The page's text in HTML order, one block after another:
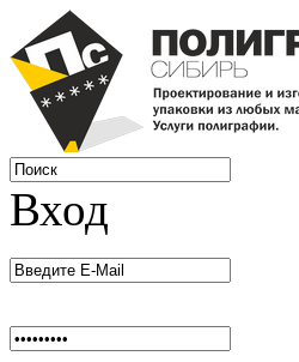
Вход